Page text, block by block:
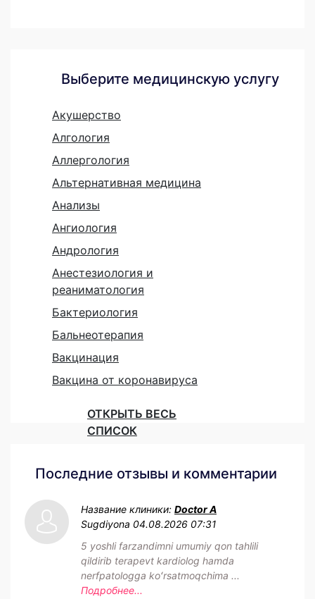
Выберите медицинскую услугу
Акушерство
Алгология
Аллергология
Альтернативная медицина
Анализы
Ангиология
Андрология
Анестезиология и
реаниматология
Бактериология
Бальнеотерапия
Вакцинация
Вакцина от коронавируса
ОТКРЫТЬ ВЕСЬ
СПИСОК
Последние отзывы и комментарии
Название клиники: Doctor A
Sugdiyona 04.08.2026 07:31
5 yoshli farzandimni umumiy qon tahlili
qildirib terapevt kardiolog hamda
nerfpatologga koʻrsatmoqchima ...
Подробнее...